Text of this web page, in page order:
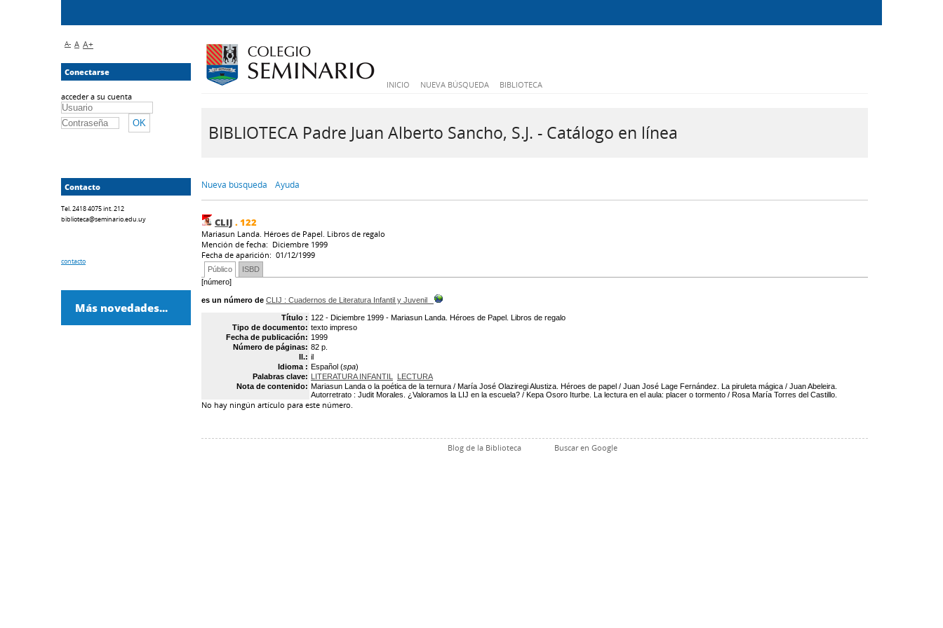
INICIO NUEVA BÚSQUEDA BIBLIOTECA
BIBLIOTECA Padre Juan Alberto Sancho, S.J. - Catálogo en línea
Nueva búsqueda Ayuda
CLIJ .122
Mariasun Landa. Héroes de Papel. Libros de regalo
Mención de fecha: Diciembre 1999
Fecha de aparición: 01/12/1999
Público
ISBD
[número]
es un número de CLIJ : Cuadernos de Literatura Infantil y Juvenil
Título : 122 - Diciembre 1999 - Mariasun Landa. Héroes de Papel. Libros de regalo
Tipo de documento: texto impreso
Fecha de publicación: 1999
Número de páginas: 82 p.
Il.: il
Idioma : Español (spa)
Palabras clave: LITERATURA INFANTIL
LECTURA
Nota de contenido: Mariasun Landa o la poética de la ternura / María José Olaziregi Alustiza. Héroes de papel / Juan José Lage Fernández. La piruleta mágica / Juan Abeleira.
Autorretrato : Judit Morales. ¿Valoramos la LIJ en la escuela? / Kepa Osoro Iturbe. La lectura en el aula: placer o tormento / Rosa María Torres del Castillo.
No hay ningún artículo para este número.
Blog de la Biblioteca Buscar en Google
A- A A+
Conectarse
acceder a su cuenta
Contacto
Tel. 2418 4075 int. 212
biblioteca@seminario.edu.uy
contacto
Más novedades...